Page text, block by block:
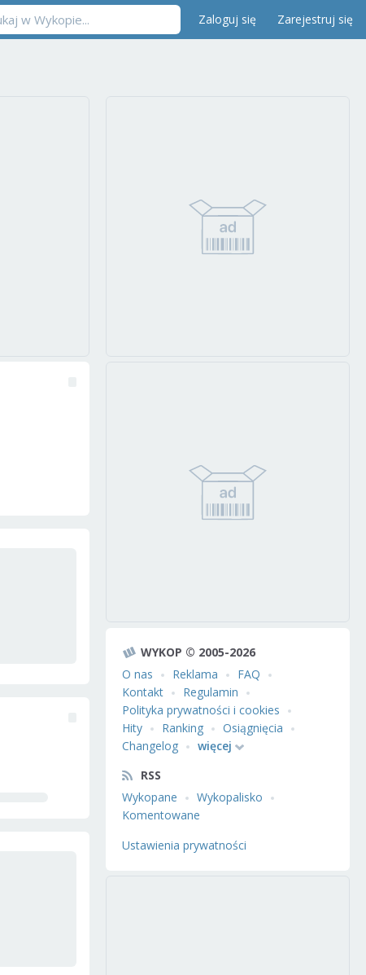
Zaloguj się Zarejestruj się
WYKOP © 2005-2026
O nas
Reklama
FAQ
Kontakt
Regulamin
Polityka prywatności i cookies
Hity
Ranking
Osiągnięcia
Changelog
więcej
RSS
Wykopane
Wykopalisko
Komentowane
Ustawienia prywatności